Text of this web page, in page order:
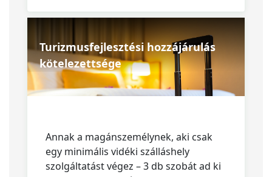
Turizmusfejlesztési hozzájárulás
kötelezettsége
Annak a magánszemélynek, aki csak
egy minimális vidéki szálláshely
szolgáltatást végez – 3 db szobát ad ki